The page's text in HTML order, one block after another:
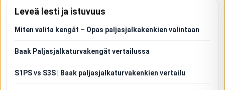
Leveä lesti ja istuvuus
Miten valita kengät – Opas paljasjalkakenkien valintaan
Baak Paljasjalkaturvakengät vertailussa
S1PS vs S3S | Baak paljasjalkaturvakenkien vertailu